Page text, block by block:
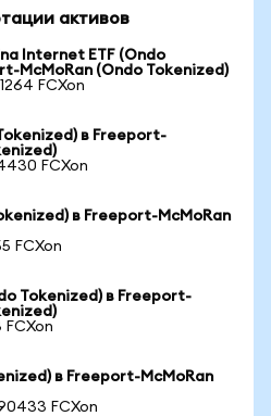
активов
Internet ETF (Ondo
McMoRan (Ondo Tokenized)
FCXon
в Freeport-
FCXon
в Freeport-McMoRan
FCXon
Tokenized) в Freeport-
FCXon
в Freeport-McMoRan
FCXon